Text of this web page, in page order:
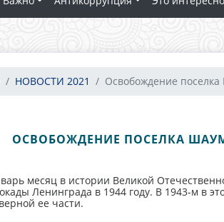
НОВОСТИ 2021 Освобождение
ОСВОБОЖДЕНИЕ ПОСЕЛКА
месяц в истории Великой
Ленинграда в 1944 году. В 1943-м в
ее части.